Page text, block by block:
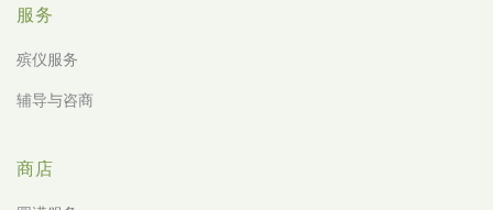
服务
殡仪服务
辅导与咨商
商店